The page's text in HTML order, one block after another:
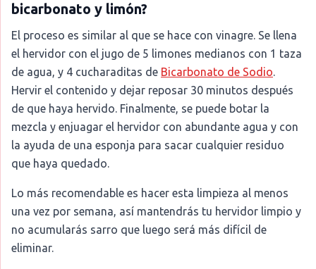
bicarbonato y limón?
El proceso es similar al que se hace con vinagre. Se llena
el hervidor con el jugo de 5 limones medianos con 1 taza
de agua, y 4 cucharaditas de Bicarbonato de Sodio.
Hervir el contenido y dejar reposar 30 minutos después
de que haya hervido. Finalmente, se puede botar la
mezcla y enjuagar el hervidor con abundante agua y con
la ayuda de una esponja para sacar cualquier residuo
que haya quedado.
Lo más recomendable es hacer esta limpieza al menos
una vez por semana, así mantendrás tu hervidor limpio y
no acumularás sarro que luego será más difícil de
eliminar.